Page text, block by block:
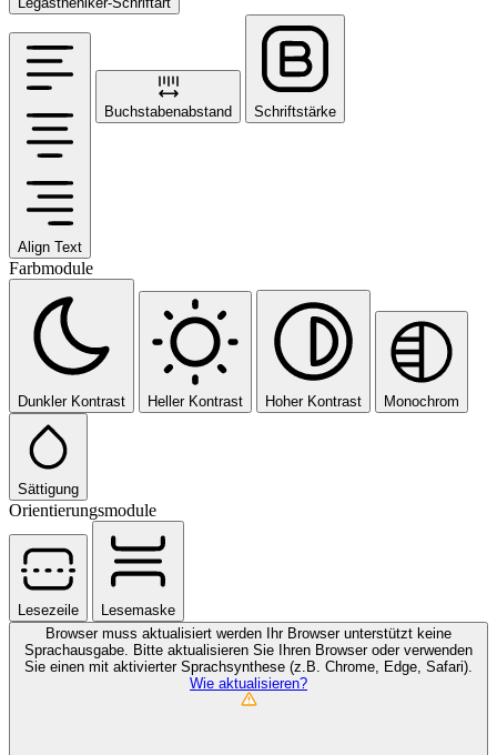
Align Text
Buchstabenabstand Schriftstärke
Farbmodule
Dunkler Kontrast Heller Kontrast Hoher Kontrast Monochrom
Sättigung
Orientierungsmodule
Lesezeile
Lesemaske
Browser muss aktualisiert werden
Ihr Browser unterstützt keine
Sprachausgabe. Bitte aktualisieren Sie Ihren Browser oder verwenden
Sie einen mit aktivierter Sprachsynthese (z.B. Chrome, Edge, Safari).
Wie aktualisieren?